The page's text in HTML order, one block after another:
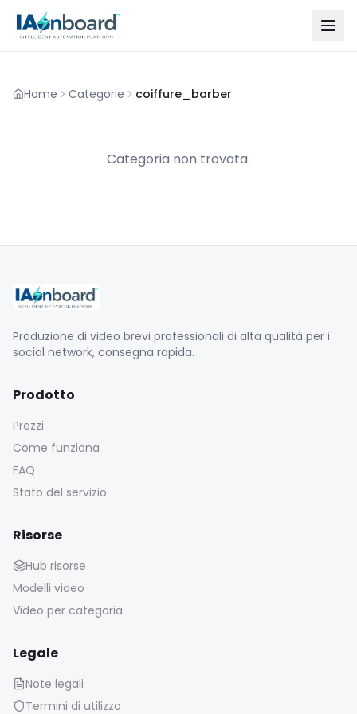
Home Categorie coiffure_barber
Categoria non trovata.
Produzione di video brevi professionali di alta qualità per i
social network, consegna rapida.
Prodotto
Prezzi
Come funziona
FAQ
Stato del servizio
Risorse
Hub risorse
Modelli video
Video per categoria
Legale
Note legali
Termini di utilizzo